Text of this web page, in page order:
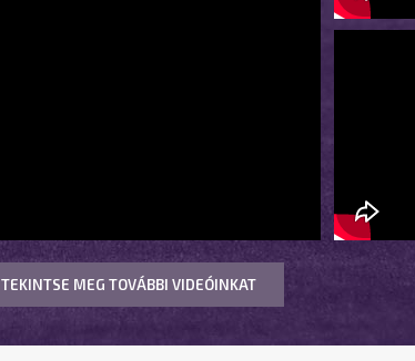
TEKINTSE MEG TOVÁBBI VIDEÓINKAT